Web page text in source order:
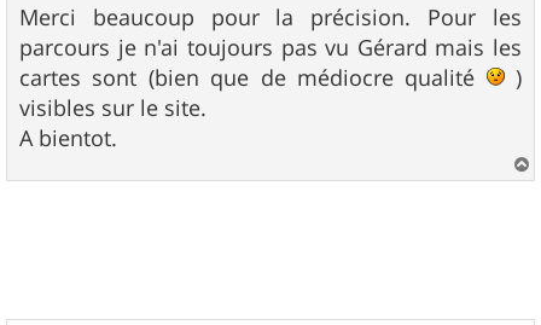
s
s
a
g
e
Merci beaucoup pour la précision. Pour les
parcours je n'ai toujours pas vu Gérard mais les
cartes sont (bien que de médiocre qualité
)
visibles sur le site.
A bientot.
a